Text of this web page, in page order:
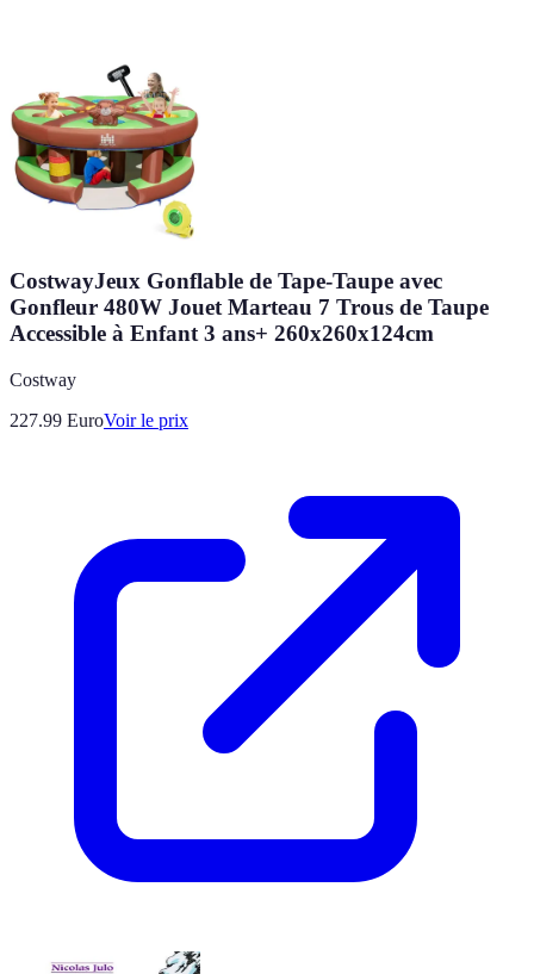
CostwayJeux Gonflable de Tape-Taupe avec
Gonfleur 480W Jouet Marteau 7 Trous de Taupe
Accessible à Enfant 3 ans+ 260x260x124cm
Costway
227.99 EuroVoir le prix